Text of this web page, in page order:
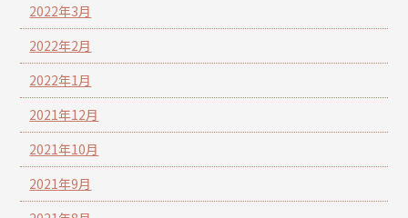
2022年3月
2022年2月
2022年1月
2021年12月
2021年10月
2021年9月